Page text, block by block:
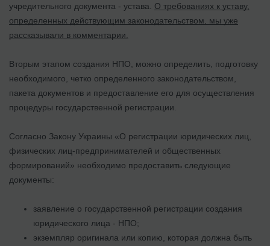
учредительного документа - устава. О требованиях к уставу,
определенных действующим законодательством, мы уже
рассказывали в комментарии.
Вторым этапом создания НПО, можно определить, подготовку
необходимого, четко определенного законодательством,
пакета документов и предоставление его для осуществления
процедуры государственной регистрации.
Согласно Закону Украины «О регистрации юридических лиц,
физических лиц-предпринимателей и общественных
формирований» необходимо предоставить следующие
документы:
заявление о государственной регистрации создания
юридического лица - НПО;
экземпляр оригинала или копию, которая должна быть